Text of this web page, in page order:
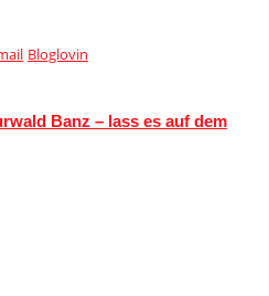
Bloglovin
Banz – lass es auf dem